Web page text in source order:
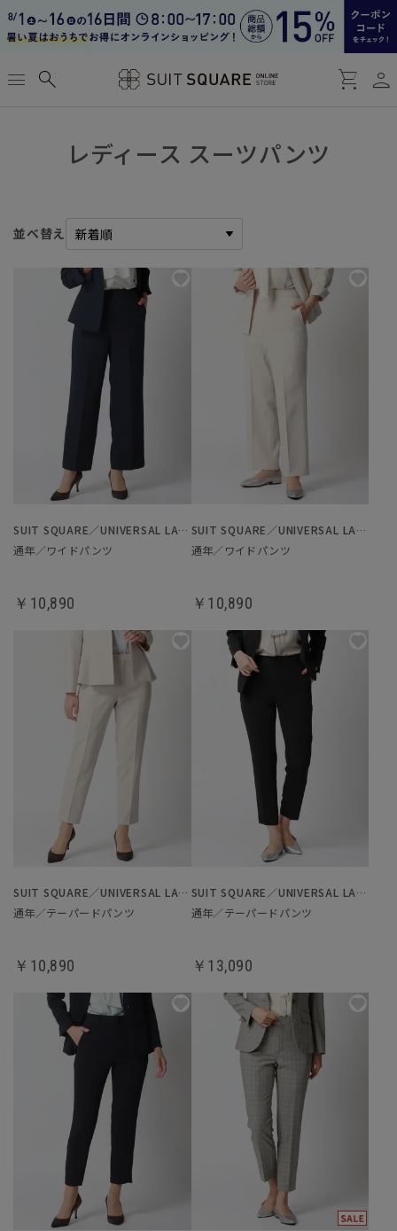
menu search shopping_cart person
レディース スーツパンツ
並べ替え
SUIT SQUARE／UNIVERSAL LANGUAGE／WHITE
通年／ワイドパンツ
￥10,890
SUIT SQUARE／UNIVERSAL LANGUAGE／WHITE
通年／ワイドパンツ
￥10,890
SUIT SQUARE／UNIVERSAL LANGUAGE／WHITE
通年／テーパードパンツ
￥10,890
SUIT SQUARE／UNIVERSAL LANGUAGE／WHITE
通年／テーパードパンツ
￥13,090